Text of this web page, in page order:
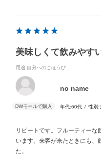
美味しくて飲みやす
用途:自分へのごほうび
no name
年代:60代 性別:
リピートです。フルーティーな
います。来客が来たときにも、
た。